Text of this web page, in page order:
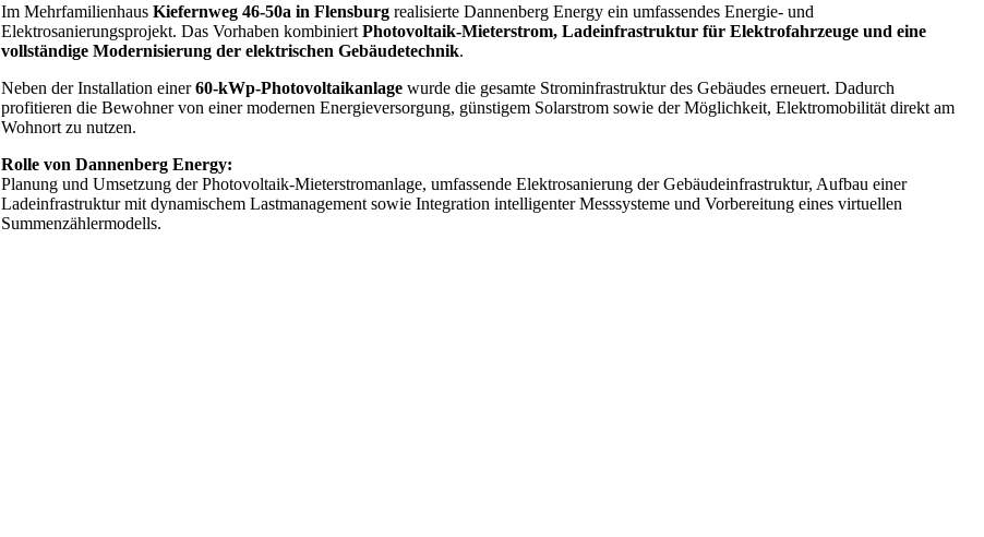
Im MehrfamilienhausKiefernweg 46-50a in Flensburg realisierte Dannenberg Energy ein umfassendes Energie- und
Elektrosanierungsprojekt. Das Vorhaben kombiniertPhotovoltaik-Mieterstrom, Ladeinfrastruktur für Elektrofahrzeuge und eine
vollständige Modernisierung der elektrischen Gebäudetechnik.
Neben der Installation einer60-kWp-Photovoltaikanlage wurde die gesamte Strominfrastruktur des Gebäudes erneuert. Dadurch
profitieren die Bewohner von einer modernen Energieversorgung, günstigem Solarstrom sowie der Möglichkeit, Elektromobilität direkt am
Wohnort zu nutzen.
Rolle von Dannenberg Energy:
Planung und Umsetzung der Photovoltaik-Mieterstromanlage, umfassende Elektrosanierung der Gebäudeinfrastruktur, Aufbau einer
Ladeinfrastruktur mit dynamischem Lastmanagement sowie Integration intelligenter Messsysteme und Vorbereitung eines virtuellen
Summenzählermodells.